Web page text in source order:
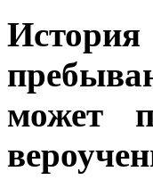
может